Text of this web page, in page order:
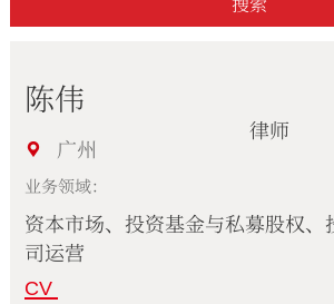
陈伟
广州
律师
业务领域：
资本市场、投资基金与私募股权、
司运营
CV